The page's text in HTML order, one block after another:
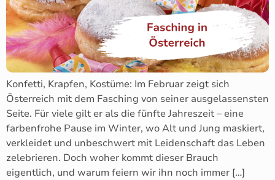
Konfetti, Krapfen, Kostüme: Im Februar zeigt sich
Österreich mit dem Fasching von seiner ausgelassensten
Seite. Für viele gilt er als die fünfte Jahreszeit – eine
farbenfrohe Pause im Winter, wo Alt und Jung maskiert,
verkleidet und unbeschwert mit Leidenschaft das Leben
zelebrieren. Doch woher kommt dieser Brauch
eigentlich, und warum feiern wir ihn noch immer […]